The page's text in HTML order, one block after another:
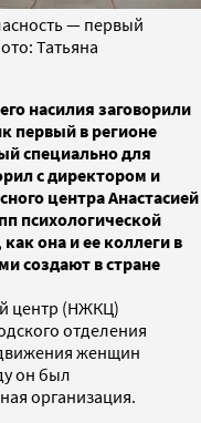
— первый
Татьяна
насилия заговорили
первый в регионе
специально для
с директором и
центра Анастасией
психологической
она и ее коллеги в
создают в стране
центр (НЖКЦ)
отделения
женщин
он был
организация.